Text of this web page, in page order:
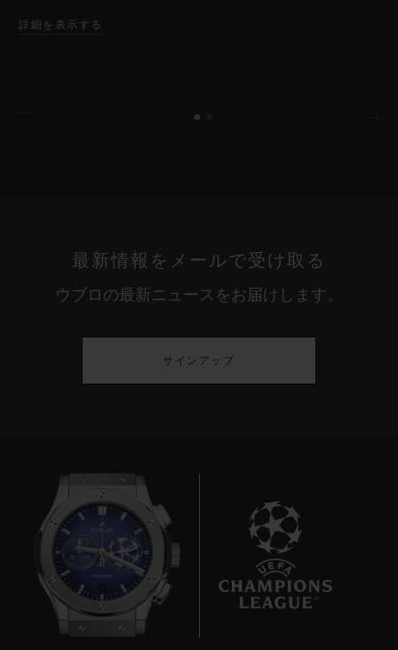
詳細を表示する
最新情報をメールで受け取る
ウブロの最新ニュースをお届けします。
サインアップ
7